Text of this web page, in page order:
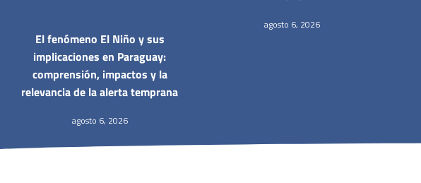
El fenómeno El Niño y sus
implicaciones en Paraguay:
comprensión, impactos y la
relevancia de la alerta temprana
agosto 6, 2026
agosto 6, 2026